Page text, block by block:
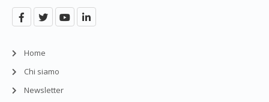
Home
Chi siamo
Newsletter